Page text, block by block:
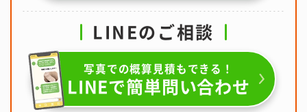
LINEのご相談
写真での概算見積もできる！
LINEで簡単問い合わせ